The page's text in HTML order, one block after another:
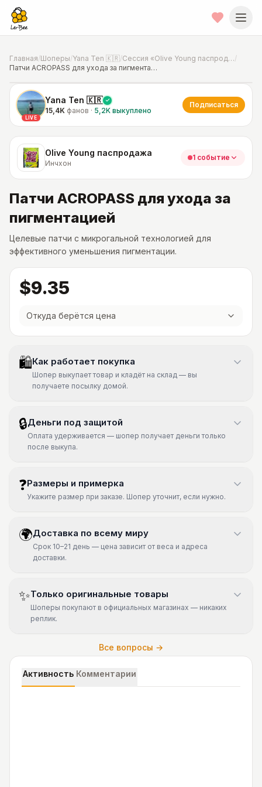
Главная/Шоперы/Yana Ten 🇰🇷/ Сессия «Olive Young паспродажа»/
Патчи ACROPASS для ухода за пигментацией
📍Фото от шопера·Инчхон
LIVE
Yana Ten 🇰🇷
15,4K фанов · 5,2K выкуплено
Подписаться
Olive Young паспродажа
Инчхон
1 событие
Патчи ACROPASS для ухода за
пигментацией
Целевые патчи с микрогальной технологией для
эффективного уменьшения пигментации.
$9.35
Откуда берётся цена
🛍Как работает покупка
Шопер выкупает товар и кладёт на склад — вы
получаете посылку домой.
🔒Деньги под защитой
Оплата удерживается — шопер получает деньги только
после выкупа.
❓Размеры и примерка
Укажите размер при заказе. Шопер уточнит, если нужно.
🌍Доставка по всему миру
Срок 10–21 день — цена зависит от веса и адреса
доставки.
✨Только оригинальные товары
Шоперы покупают в официальных магазинах — никаких
реплик.
Все вопросы →
Активность Комментарии